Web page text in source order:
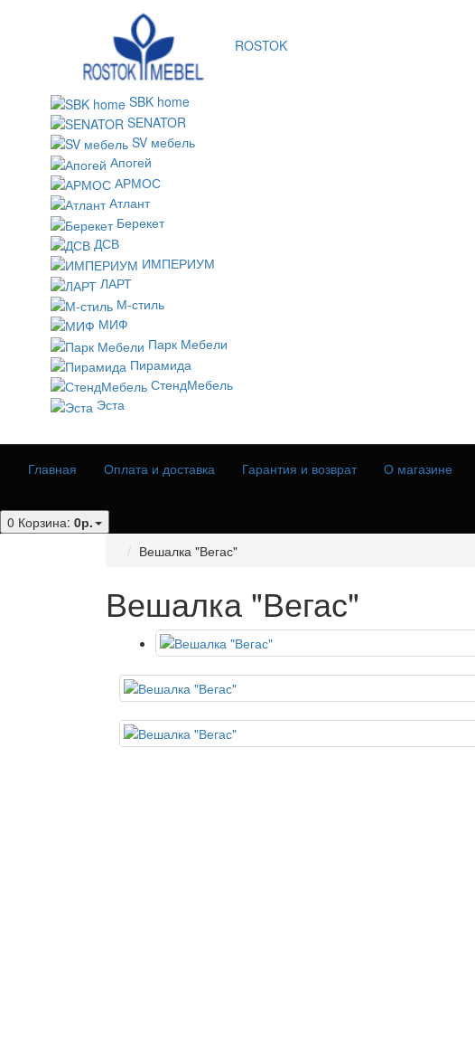
ROSTOK
SBK home
SENATOR
SV мебель
Апогей
АРМОС
Атлант
Берекет
ДСВ
ИМПЕРИУМ
ЛАРТ
М-стиль
МИФ
Парк Мебели
Пирамида
СтендМебель
Эста
Главная Оплата и доставка Гарантия и возврат О магазине
0 Корзина: 0р.
Вешалка "Вегас"
Вешалка "Вегас"